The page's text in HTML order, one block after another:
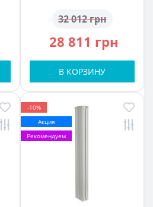
32 012 грн
28 811 грн
В КОРЗИНУ
-10%
Акция
Рекомендуем